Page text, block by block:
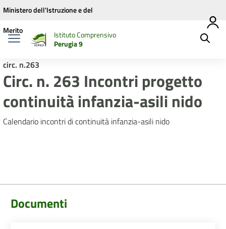
Vai ai contenuti
Vai al menu di navigazione
Vai al footer
Ministero dell'Istruzione e del
Merito
Istituto Comprensivo
Perugia 9
circ. n.263
Circ. n. 263 Incontri progetto
continuità infanzia-asili nido
Calendario incontri di continuità infanzia-asili nido
Documenti